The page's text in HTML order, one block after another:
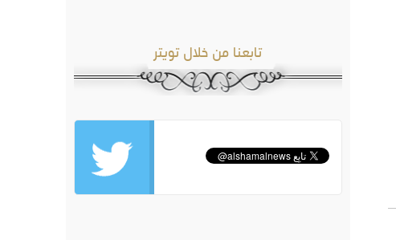
تابعنا من خلال تويتر